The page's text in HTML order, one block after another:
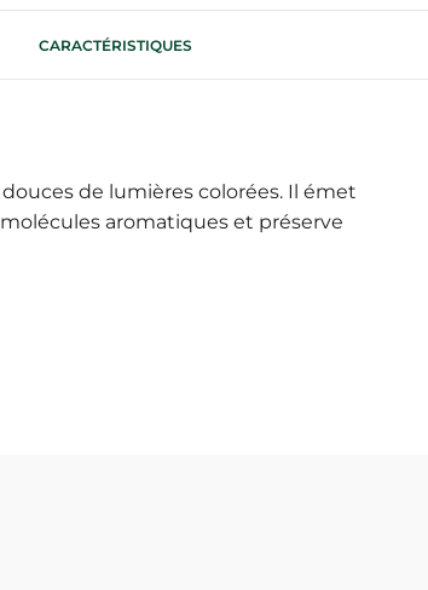
CARACTÉRISTIQUES
de lumières colorées. Il émet
aromatiques et préserve